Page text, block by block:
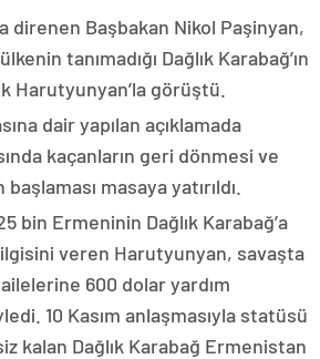
direnen Başbakan Nikol Paşinyan,
tanımadığı Dağlık Karabağ’ın
Harutyunyan’la görüştü.
dair yapılan açıklamada
kaçanların geri dönmesi ve
masaya yatırıldı.
bin Ermeninin Dağlık Karabağ’a
veren Harutyunyan, savaşta
600 dolar yardım
10 Kasım anlaşmasıyla statüsü
kalan Dağlık Karabağ Ermenistan